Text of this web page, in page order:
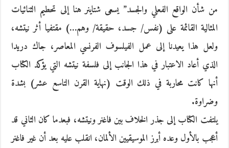
من شأن الواقع الفعلي والجسد” يسعى شتاينر هنا إلى تحطيم الثنائيات
المثالية القائمة على (نفس/ جسد، حقيقة/ وهم…) مقتفيا أثر نيتشه،
ولعل هذا يعيدنا إلى عمل الفيلسوف الفرنسي المعاصر، جاك دريدا
الذي أعاد الاعتبار في هذا الجانب إلى فلسفة نيتشه التي يؤكد الكتاب
أنها كانت محاربة في ذلك الوقت (نهاية القرن التاسع عشر) بشدة
وضراوة.
يلتفت الكتاب إلى جذر الخلاف بين فاغنر ونيتشه، فبعدما كان الثاني قد
أعجب بالأول وعده أبرز الموسيقيين الألمان، انقلب عليه بعد أن غير فاغنر